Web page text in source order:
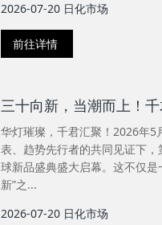
2026-07-20 日化市场
前往详情
三十向新，当潮而上！
华灯璀璨，千君汇聚！2026年
表、趋势先行者的共同见证下
球新品盛典盛大启幕。这不仅
新”之...
2026-07-20 日化市场